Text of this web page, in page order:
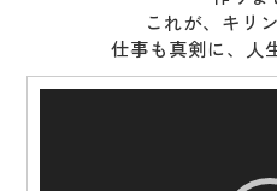
これが、キリ
仕事も真剣に、人